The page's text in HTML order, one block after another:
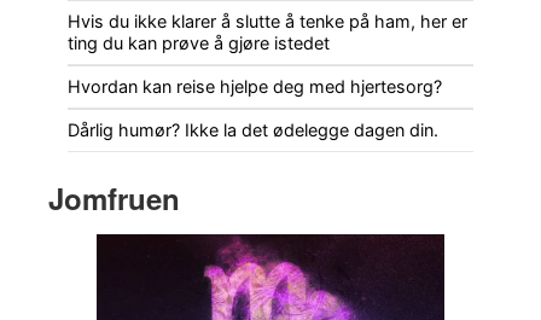
Hvis du ikke klarer å slutte å tenke på ham, her er
ting du kan prøve å gjøre istedet
Hvordan kan reise hjelpe deg med hjertesorg?
Dårlig humør? Ikke la det ødelegge dagen din.
Jomfruen